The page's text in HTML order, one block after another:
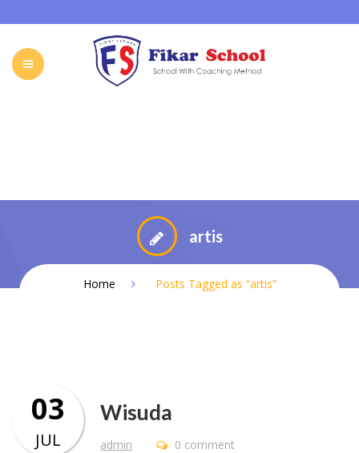
FIKAR SCHOOL ONLINE CONTACT INDONESIA
artis
Home Posts Tagged as “artis”
Wisuda
admin
03
JUL 0 comment